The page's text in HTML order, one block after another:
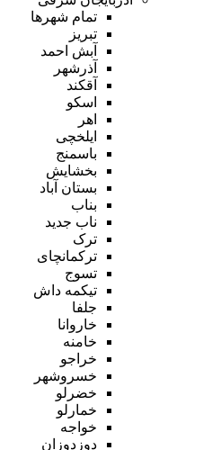
تمام شهر‌ها
تبریز
آبش احمد
آذرشهر
آقکند
اسکو
اهر
ایلخچی
باسمنج
بخشایش
بستان آباد
بناب
ناب جدید
ترک
ترکمانچای
تسوج
تیکمه داش
جلفا
خاروانا
خامنه
خراجو
خسروشهر
خضرلو
خمارلو
خواجه
دوزدوزان